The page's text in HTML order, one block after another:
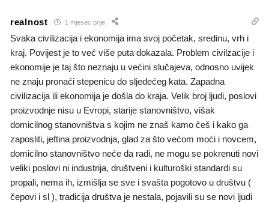
realnost 1 mjesec prije
Svaka civilizacija i ekonomija ima svoj početak, sredinu, vrh i
kraj. Povijest je to već više puta dokazala. Problem civilzacije i
ekonomije je taj što neznaju u većini slučajeva, odnosno uvijek
ne znaju pronaći stepenicu do sljedećeg kata. Zapadna
civilizacija ili ekonomija je došla do kraja. Velik broj ljudi, poslovi
proizvodnje nisu u Evropi, starije stanovništvo, višak
domicilnog stanovništva s kojim ne znaš kamo češ i kako ga
zaposliti, jeftina proizvodnja, glad za što većom moći i novcem,
domicilno stanovništvo neće da radi, ne mogu se pokrenuti novi
veliki poslovi ni industrija, društveni i kulturoški standardi su
propali, nema ih, izmišlja se sve i svašta pogotovo u društvu (
čepovi i sl ), tradicija društva je nestala, pojavili su se novi ljudi